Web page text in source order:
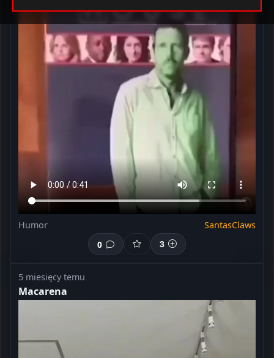
Ustawienia Wyloguj
Humor
SantasClaws
0
3
5 miesięcy temu
Macarena